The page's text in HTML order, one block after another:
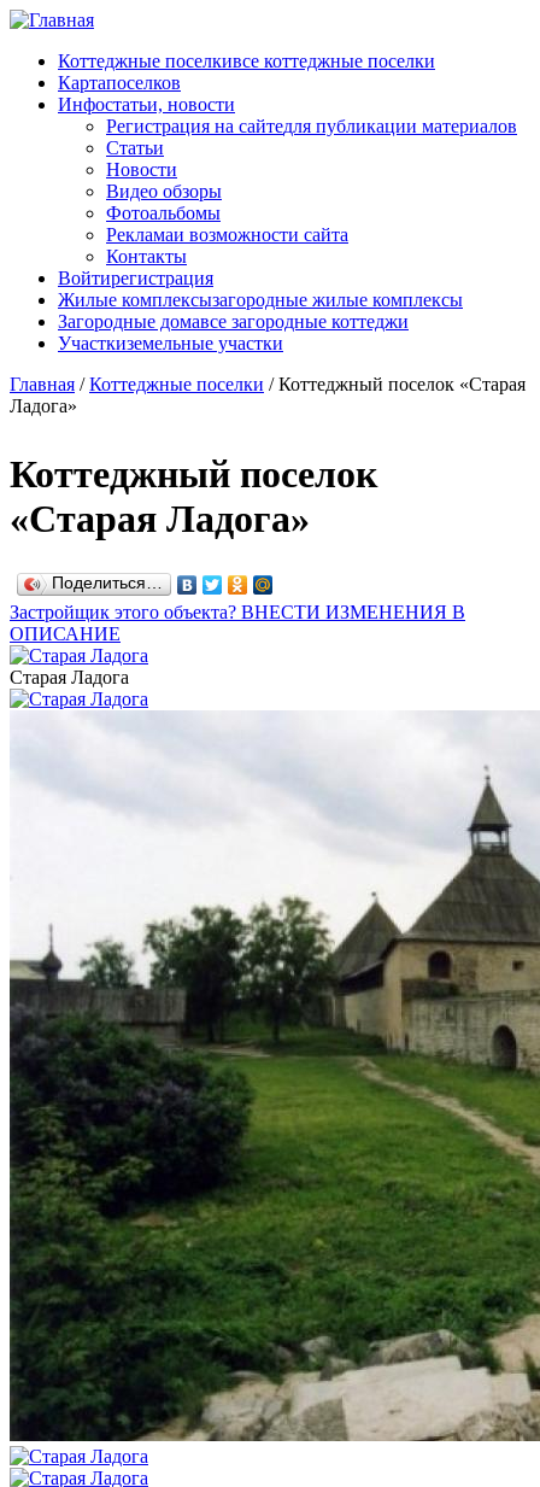
Перейти к основному содержанию
Коттеджные поселкивсе коттеджные поселки
Картапоселков
Инфостатьи, новости
Регистрация на сайтедля публикации материалов
Статьи
Новости
Видео обзоры
Фотоальбомы
Рекламаи возможности сайта
Контакты
Войтирегистрация
Жилые комплексызагородные жилые комплексы
Загородные домавсе загородные коттеджи
Участкиземельные участки
Главная / Коттеджные поселки /Коттеджный поселок «Старая
Ладога»
Коттеджный поселок
«Старая Ладога»
Поделиться…
Застройщик этого объекта? ВНЕСТИ ИЗМЕНЕНИЯ В
ОПИСАНИЕ
Старая Ладога